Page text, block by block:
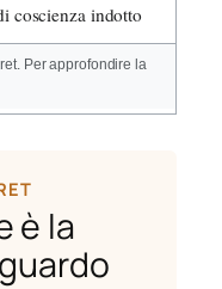
coscienza indotto
Per approfondire la
è la